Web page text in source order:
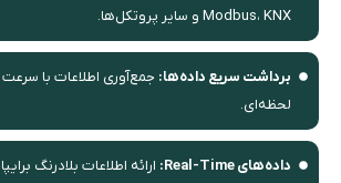
Modbus، KNX و سایر پروتکل‌ها.
برداشت سریع داده‌ها:جمع‌آوری اطلاعات با سرعت
لحظه‌ای.
داده‌های Real-Time:
ارائه اطلاعات بلادرنگ